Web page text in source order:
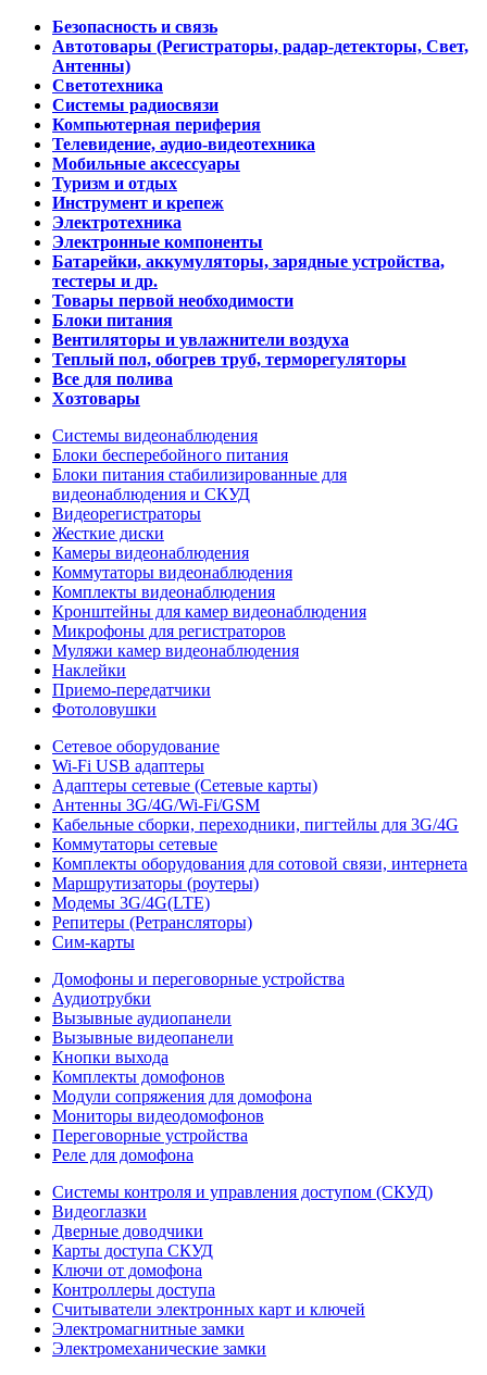
Безопасность и связь
Автотовары (Регистраторы, радар-детекторы, Свет,
Антенны)
Светотехника
Системы радиосвязи
Компьютерная периферия
Телевидение, аудио-видеотехника
Мобильные аксессуары
Туризм и отдых
Инструмент и крепеж
Электротехника
Электронные компоненты
Батарейки, аккумуляторы, зарядные устройства,
тестеры и др.
Товары первой необходимости
Блоки питания
Вентиляторы и увлажнители воздуха
Теплый пол, обогрев труб, терморегуляторы
Все для полива
Хозтовары
Системы видеонаблюдения
Блоки бесперебойного питания
Блоки питания стабилизированные для
видеонаблюдения и СКУД
Видеорегистраторы
Жесткие диски
Камеры видеонаблюдения
Коммутаторы видеонаблюдения
Комплекты видеонаблюдения
Кронштейны для камер видеонаблюдения
Микрофоны для регистраторов
Муляжи камер видеонаблюдения
Наклейки
Приемо-передатчики
Фотоловушки
Сетевое оборудование
Wi-Fi USB адаптеры
Адаптеры сетевые (Сетевые карты)
Антенны 3G/4G/Wi-Fi/GSM
Кабельные сборки, переходники, пигтейлы для 3G/4G
Коммутаторы сетевые
Комплекты оборудования для сотовой связи, интернета
Маршрутизаторы (роутеры)
Модемы 3G/4G(LTE)
Репитеры (Ретрансляторы)
Сим-карты
Домофоны и переговорные устройства
Аудиотрубки
Вызывные аудиопанели
Вызывные видеопанели
Кнопки выхода
Комплекты домофонов
Модули сопряжения для домофона
Мониторы видеодомофонов
Переговорные устройства
Реле для домофона
Системы контроля и управления доступом (СКУД)
Видеоглазки
Дверные доводчики
Карты доступа СКУД
Ключи от домофона
Контроллеры доступа
Считыватели электронных карт и ключей
Электромагнитные замки
Электромеханические замки